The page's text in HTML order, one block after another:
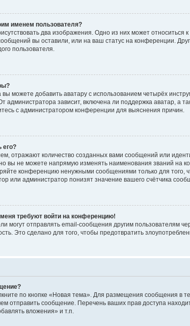
именем пользователя?
два изображения. Одно из них может относиться
вы оставили, или на ваш статус на конференции.
пользователя.
можете добавить аватару с использованием четырёх
администратора зависит, включена ли поддержка аватар, а
с администратором конференции для выяснения причин.
его?
отражают количество созданных вами сообщений или
вы не можете напрямую изменять наименования званий на
конференцию ненужными сообщениями только для того,
или администратор понизят значение вашего счётчика
требуют войти на конференцию!
могут отправлять email-сообщения другим пользователям
Это сделано для того, чтобы предотвратить
по кнопке «Новая тема». Для размещения сообщения в
отправить сообщение. Перечень ваших прав доступа
вложения» и т.п.